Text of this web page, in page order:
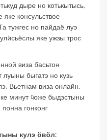
дыре но котькытысь,
яке консульствое
тужгес но пайдаё луэ
яке ужзы трос
виза басьтон
быгатэ но кузь
Вьетнам виза онлайн,
минут ӵоже быдэстыны
гонконг
кулэ ӧвӧл: